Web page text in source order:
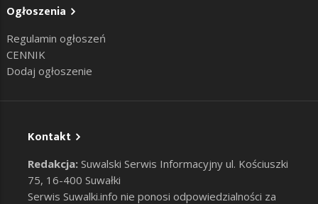
Ogłoszenia
Regulamin ogłoszeń
CENNIK
Dodaj ogłoszenie
Kontakt
Redakcja: Suwalski Serwis Informacyjny ul. Kościuszki
75, 16-400 Suwałki
Serwis Suwalki.info nie ponosi odpowiedzialności za